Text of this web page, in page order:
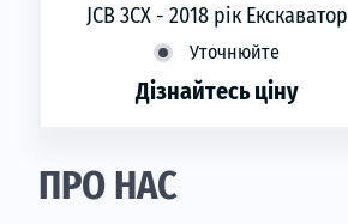
JCB 3CX - 2018 рік Екскаватор
навантажувач
Уточнюйте
Дізнайтесь ціну
ПРО НАС